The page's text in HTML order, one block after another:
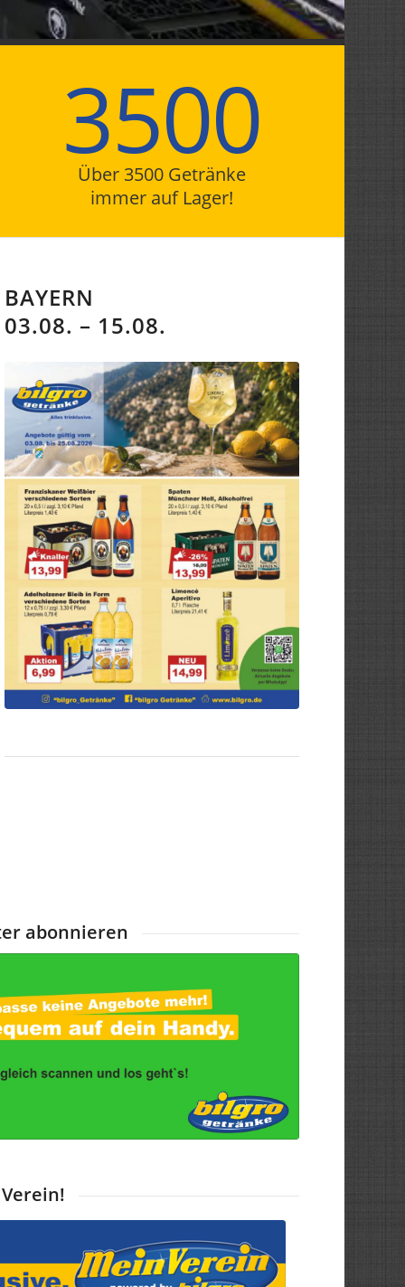
3500
Über 3500 Getränke
immer auf Lager!
BAYERN
03.08. – 15.08.
abonnieren